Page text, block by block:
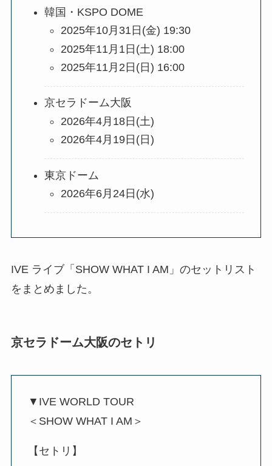
韓国・KSPO DOME
2025年10月31日(金) 19:30
2025年11月1日(土) 18:00
2025年11月2日(日) 16:00
京セラドーム大阪
2026年4⽉18⽇(⼟)
2026年4⽉19⽇(日)
東京ドーム
2026年6⽉24⽇(水)
IVE ライブ「SHOW WHAT I AM」のセットリスト
をまとめました。
京セラドーム大阪のセトリ
▼IVE WORLD TOUR
＜SHOW WHAT I AM＞
【セトリ】